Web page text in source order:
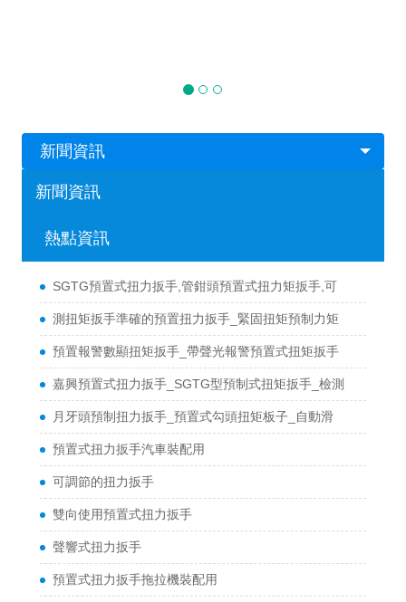
新聞資訊
新聞資訊
熱點資訊
SGTG預置式扭力扳手,管鉗頭預置式扭力矩扳手,可
測扭矩扳手準確的預置扭力扳手_緊固扭矩預制力矩
預置報警數顯扭矩扳手_帶聲光報警預置式扭矩扳手
嘉興預置式扭力扳手_SGTG型預制式扭矩扳手_檢測
月牙頭預制扭力扳手_預置式勾頭扭矩板子_自動滑
預置式扭力扳手汽車裝配用
可調節的扭力扳手
雙向使用預置式扭力扳手
聲響式扭力扳手
預置式扭力扳手拖拉機裝配用